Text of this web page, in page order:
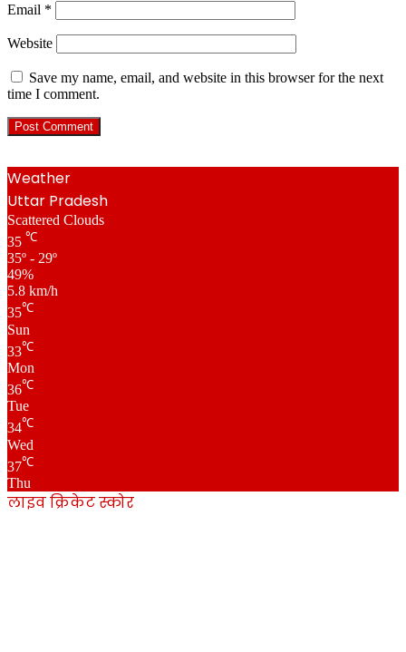
Email *
Website
Save my name, email, and website in this browser for the next
time I comment.
Weather
Uttar Pradesh
Scattered Clouds
35 ℃
35º - 29º
49%
5.8 km/h
35℃
Sun
33℃
Mon
36℃
Tue
34℃
Wed
37℃
Thu
लाइव क्रिकेट स्कोर